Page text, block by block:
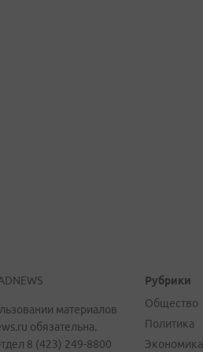
материалов
обязательна.
8 (423) 249-8800
Рубрики
Общество
Политика
Экономика